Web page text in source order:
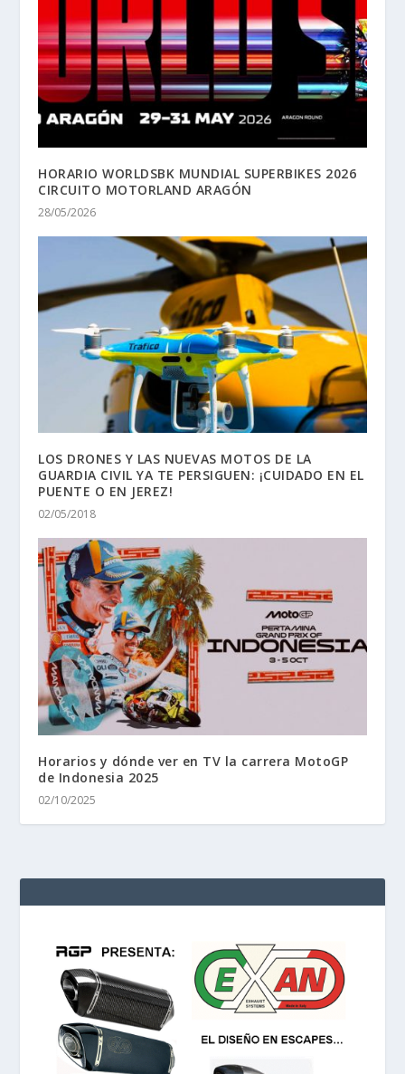
HORARIO WORLDSBK MUNDIAL SUPERBIKES 2026
CIRCUITO MOTORLAND ARAGÓN
28/05/2026
LOS DRONES Y LAS NUEVAS MOTOS DE LA
GUARDIA CIVIL YA TE PERSIGUEN: ¡CUIDADO EN EL
PUENTE O EN JEREZ!
02/05/2018
Horarios y dónde ver en TV la carrera MotoGP
de Indonesia 2025
02/10/2025